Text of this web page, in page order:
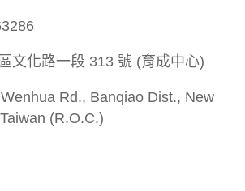
文化路一段 313 號 (育成中心)
Rd., Banqiao Dist., New
(R.O.C.)